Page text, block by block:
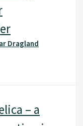
Dragland
– a